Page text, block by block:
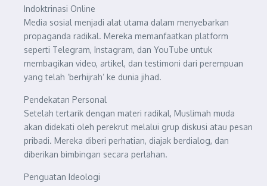
Indoktrinasi Online
Media sosial menjadi alat utama dalam menyebarkan
propaganda radikal. Mereka memanfaatkan platform
seperti Telegram, Instagram, dan YouTube untuk
membagikan video, artikel, dan testimoni dari perempuan
yang telah ‘berhijrah’ ke dunia jihad.
Pendekatan Personal
Setelah tertarik dengan materi radikal, Muslimah muda
akan didekati oleh perekrut melalui grup diskusi atau pesan
pribadi. Mereka diberi perhatian, diajak berdialog, dan
diberikan bimbingan secara perlahan.
Penguatan Ideologi